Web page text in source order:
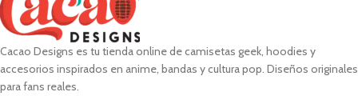
Cacao Designs es tu tienda online de camisetas geek, hoodies y
accesorios inspirados en anime, bandas y cultura pop. Diseños originales
para fans reales.